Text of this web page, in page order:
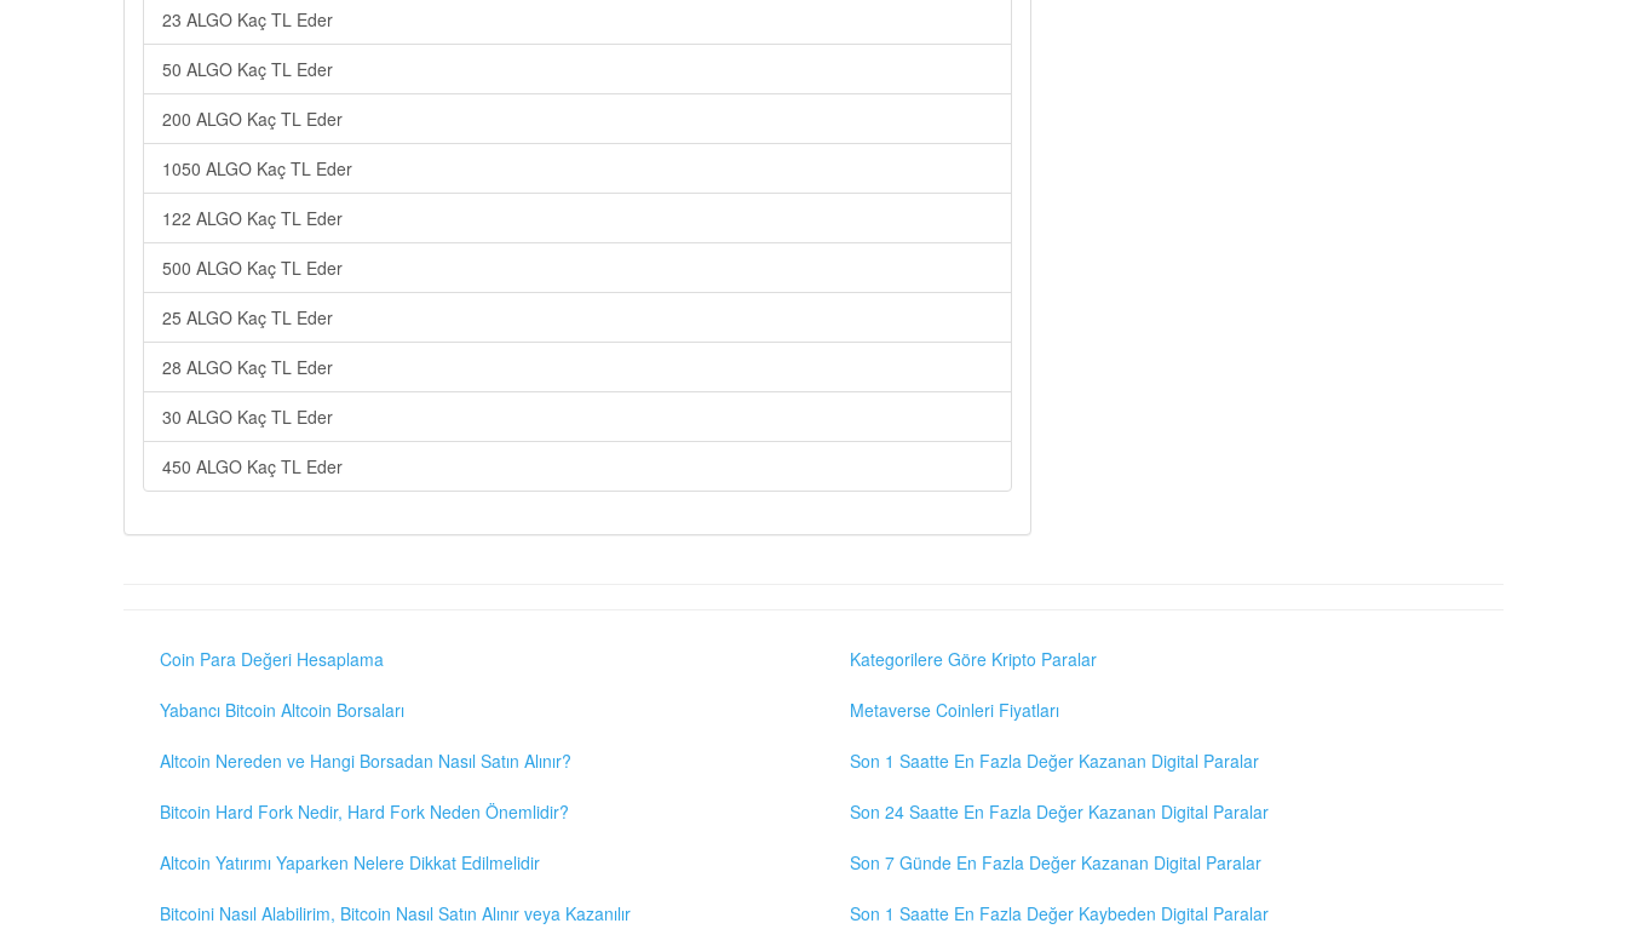
23 ALGO Kaç TL Eder
50 ALGO Kaç TL Eder
200 ALGO Kaç TL Eder
1050 ALGO Kaç TL Eder
122 ALGO Kaç TL Eder
500 ALGO Kaç TL Eder
25 ALGO Kaç TL Eder
28 ALGO Kaç TL Eder
30 ALGO Kaç TL Eder
450 ALGO Kaç TL Eder
Coin Para Değeri Hesaplama
Yabancı Bitcoin Altcoin Borsaları
Altcoin Nereden ve Hangi Borsadan Nasıl Satın Alınır?
Bitcoin Hard Fork Nedir, Hard Fork Neden Önemlidir?
Altcoin Yatırımı Yaparken Nelere Dikkat Edilmelidir
Bitcoini Nasıl Alabilirim, Bitcoin Nasıl Satın Alınır veya Kazanılır
Kategorilere Göre Kripto Paralar
Metaverse Coinleri Fiyatları
Son 1 Saatte En Fazla Değer Kazanan Digital Paralar
Son 24 Saatte En Fazla Değer Kazanan Digital Paralar
Son 7 Günde En Fazla Değer Kazanan Digital Paralar
Son 1 Saatte En Fazla Değer Kaybeden Digital Paralar